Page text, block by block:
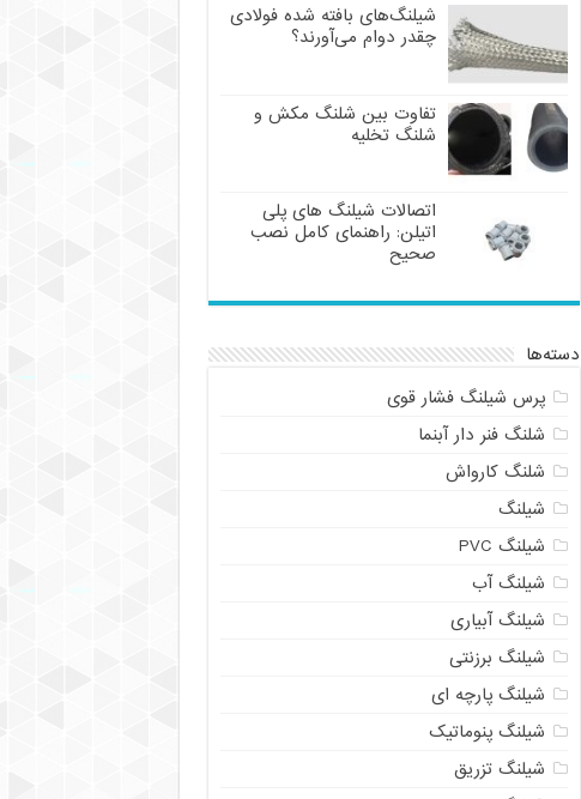
شیلنگ‌های بافته شده فولادی
چقدر دوام می‌آورند؟
تفاوت بین شلنگ مکش و
شلنگ تخلیه
اتصالات شیلنگ های پلی
اتیلن: راهنمای کامل نصب
صحیح
دسته‌ها
پرس شیلنگ فشار قوی
شلنگ فنر دار آبنما
شلنگ کارواش
شیلنگ
شیلنگ PVC
شیلنگ آب
شیلنگ آبیاری
شیلنگ برزنتی
شیلنگ پارچه ای
شیلنگ پنوماتیک
شیلنگ تزریق